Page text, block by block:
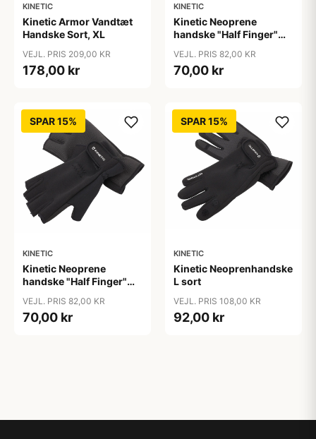
KINETIC
Kinetic Armor Vandtæt
Handske Sort, XL
VEJL. PRIS 209,00 KR
178,00 kr
KINETIC
Kinetic Neoprene
handske "Half Finger"
VEJL. PRIS 82,00 KR
70,00 kr
SPAR 15%
KINETIC
Kinetic Neoprene
handske "Half Finger"
VEJL. PRIS 82,00 KR
70,00 kr
SPAR 15%
KINETIC
Kinetic Neoprenhandske
L sort
VEJL. PRIS 108,00 KR
92,00 kr